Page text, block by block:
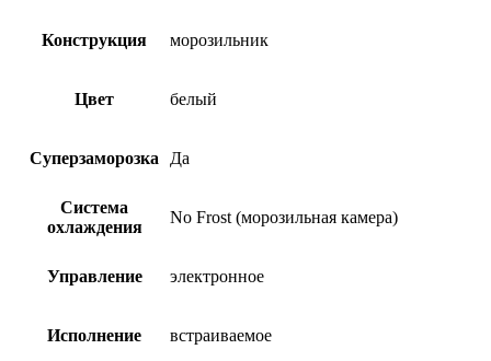
детские планшеты
чехлы
Умный дом
повторители
приемники видеосигнала
RFID метки
мыши
Конструкция морозильник
Цвет белый
Суперзаморозка Да
Система
охлаждения
No Frost (морозильная камера)
Управление электронное
Исполнение встраиваемое